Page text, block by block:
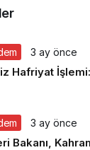
3 ay önce
Hafriyat
3 ay önce
Bakanı,